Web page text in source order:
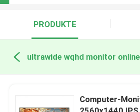
PRODUKTE
ultrawide wqhd monitor
Computer-